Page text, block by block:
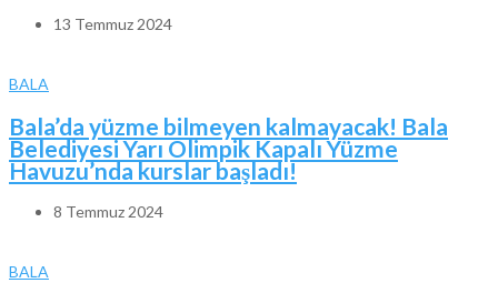
13 Temmuz 2024
BALA
Bala’da yüzme bilmeyen kalmayacak! Bala
Belediyesi Yarı Olimpik Kapalı Yüzme
Havuzu’nda kurslar başladı!
8 Temmuz 2024
BALA